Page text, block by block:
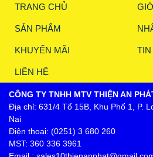
TRANG CHỦ
SẢN PHẨM
KHUYẾN MÃI
LIÊN HỆ
CÔNG TY TNHH MTV THIỆN AN
Địa chỉ: 631/4 Tổ 15B, Khu Phố 1, P.
Nai
Điện thoại: (0251) 3 680 260
MST: 360 336 3961